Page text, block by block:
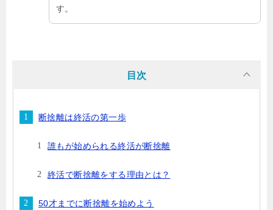
す。
目次
断捨離は終活の第一歩
誰もが始められる終活が断捨離
終活で断捨離をする理由とは？
50才までに断捨離を始めよう